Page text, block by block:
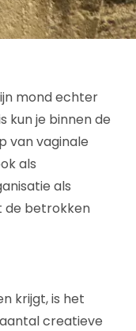
mond echter
kun je binnen de
van vaginale
als
als
de betrokken
krijgt, is het
creatieve